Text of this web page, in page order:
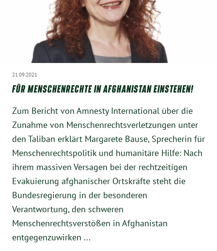
21.09.2021
FÜR MENSCHENRECHTE IN AFGHANISTAN EINSTEHEN!
Zum Bericht von Amnesty International über die
Zunahme von Menschenrechtsverletzungen unter
den Taliban erklärt Margarete Bause, Sprecherin für
Menschenrechtspolitik und humanitäre Hilfe: Nach
ihrem massiven Versagen bei der rechtzeitigen
Evakuierung afghanischer Ortskräfte steht die
Bundesregierung in der besonderen
Verantwortung, den schweren
Menschenrechtsverstößen in Afghanistan
entgegenzuwirken ...